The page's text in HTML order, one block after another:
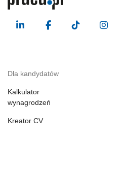
Dla kandydatów
Kalkulator
wynagrodzeń
Kreator CV